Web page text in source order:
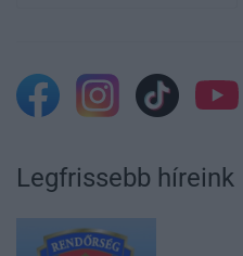
Legfrissebb híreink